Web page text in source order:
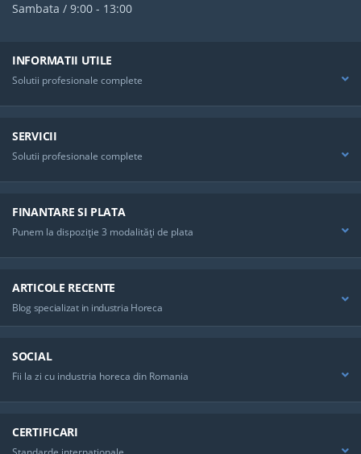
Sambata / 9:00 - 13:00
INFORMATII UTILE
Solutii profesionale complete
SERVICII
Solutii profesionale complete
FINANTARE SI PLATA
Punem la dispoziţie 3 modalităţi de plata
ARTICOLE RECENTE
Blog specializat in industria Horeca
SOCIAL
Fii la zi cu industria horeca din Romania
CERTIFICARI